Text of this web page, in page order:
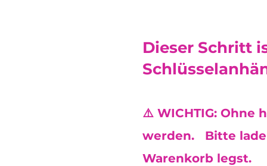
Dieser Schritt
⚠️ WICHTIG: Ohne
werden. Bitte lade
Warenkorb legst.